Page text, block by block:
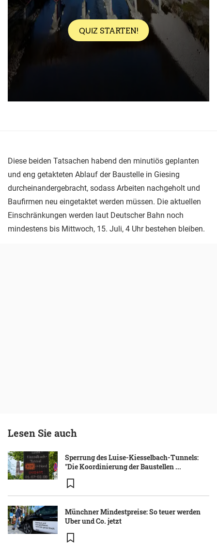
Diese beiden Tatsachen habend den minutiös geplanten
und eng getakteten Ablauf der Baustelle in Giesing
durcheinandergebracht, sodass Arbeiten nachgeholt und
Baufirmen neu eingetaktet werden müssen. Die aktuellen
Einschränkungen werden laut Deutscher Bahn noch
mindestens bis Mittwoch, 15. Juli, 4 Uhr bestehen bleiben.
Lesen Sie auch
Sperrung des Luise-Kiesselbach-Tunnels:
"Die Koordinierung der Baustellen ...
Münchner Mindestpreise: So teuer werden
Uber und Co. jetzt